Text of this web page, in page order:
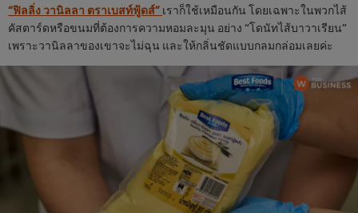
“ฟิลลิ่ง วานิลลา ตราเบสท์ฟู้ดส์” เราก็ใช้เหมือนกัน โดยเฉพาะในพวกไส้
คัสตาร์ดหรือขนมที่ต้องการความหอมละมุน อย่าง “โดนัทไส้บาวาเรียน”
เพราะวานิลลาของเขาจะไม่ฉุน และให้กลิ่นชัดแบบกลมกล่อมเลยค่ะ